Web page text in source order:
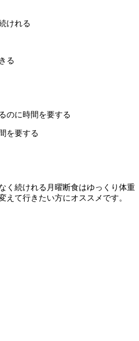
けれる
る
のに時間を要する
を要する
く続けれる月曜断食はゆっくり体重
えて行きたい方にオススメです。